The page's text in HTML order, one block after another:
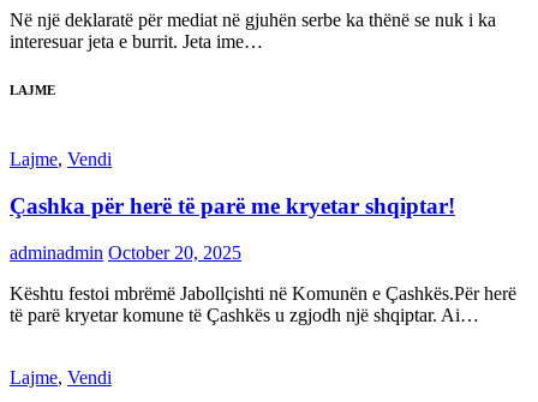
Në një deklaratë për mediat në gjuhën serbe ka thënë se nuk i ka
interesuar jeta e burrit. Jeta ime…
LAJME
Lajme, Vendi
Çashka për herë të parë me kryetar shqiptar!
adminadmin October 20, 2025
Kështu festoi mbrëmë Jabollçishti në Komunën e Çashkës.Për herë
të parë kryetar komune të Çashkës u zgjodh një shqiptar. Ai…
Lajme, Vendi